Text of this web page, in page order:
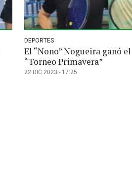
DEPORTES
El “Nono” Nogueira ganó el
“Torneo Primavera”
22 DIC 2023 - 17:25